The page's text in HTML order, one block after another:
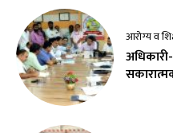
आरोग्य व